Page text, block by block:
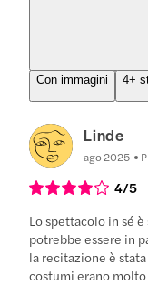
Con immagini 4+
Linde
ago 2025
4/5
Lo spettacolo in sé
potrebbe essere in
la recitazione è
costumi erano